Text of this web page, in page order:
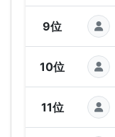
9位
10位
11位